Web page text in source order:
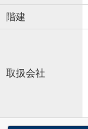
階建
取扱会社